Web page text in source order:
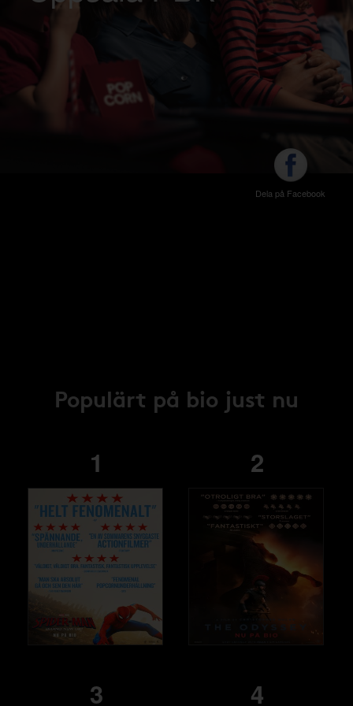
Dela på Facebook
Populärt på bio just nu
1 2
3 4